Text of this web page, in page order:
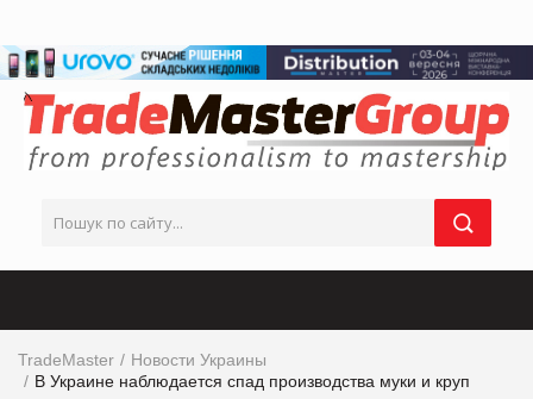
TradeMaster
Новости Украины
В Украине наблюдается спад производства муки и круп